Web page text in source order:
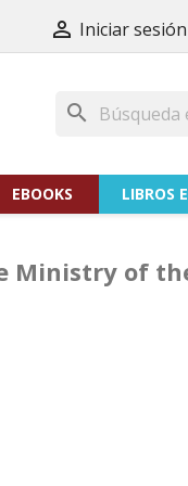
 Iniciar sesión
search
EBOOKS LIBROS
of